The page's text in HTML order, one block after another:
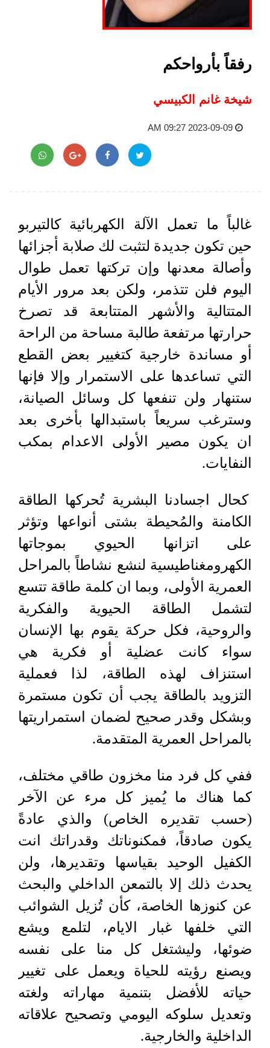
رفقاً بأرواحكم
شيخة غانم الكبيسي
2023-09-09 09:27 AM
غالباً ما تعمل الآلة الكهربائية كالتيربو
حين تكون جديدة لتثبت لك صلابة أجزائها
وأصالة معدنها وإن تركتها تعمل طوال
اليوم فلن تتذمر، ولكن بعد مرور الأيام
المتتالية والأشهر المتتابعة قد تصرخ
حرارتها مرتفعة طالبة مساحة من الراحة
أو مساندة خارجية كتغيير بعض القطع
التي تساعدها على الاستمرار وإلا فإنها
ستنهار ولن تنفعها كل وسائل الصيانة،
وسترغب سريعاً باستبدالها بأخرى بعد
ان يكون مصير الأولى الاعدام بمكب
النفايات.
كحال اجسادنا البشرية تُحركها الطاقة
الكامنة والمُحيطة بشتى أنواعها وتؤثر
على اتزانها الحيوي بموجاتها
الكهرومغناطيسية لنشع نشاطاً بالمراحل
العمرية الأولى، وبما ان كلمة طاقة تتسع
لتشمل الطاقة الحيوية والفكرية
والروحية، فكل حركة يقوم بها الإنسان
سواء كانت عضلية أو فكرية هي
استنزاف لهذه الطاقة، لذا فعملية
التزويد بالطاقة يجب أن تكون مستمرة
وبشكل وقدر صحيح لضمان استمراريتها
بالمراحل العمرية المتقدمة.
ففي كل فرد منا مخزون طاقي مختلف،
كما هناك ما يُميز كل مرء عن الآخر
(حسب تقديره الخاص) والذي عادةً
يكون صادقاً، فمكنوناتك وقدراتك انت
الكفيل الوحيد بقياسها وتقديرها، ولن
يحدث ذلك إلا بالتمعن الداخلي والبحث
عن كنوزها الخاصة، كأن تُزيل الشوائب
التي خلفها غبار الايام، لتلمع ويشع
ضوئها، وليشتغل كل منا على نفسه
ويصنع رؤيته للحياة ويعمل على تغيير
حياته للأفضل بتنمية مهاراته ولغته
وتعديل سلوكه اليومي وتصحيح علاقاته
الداخلية والخارجية.